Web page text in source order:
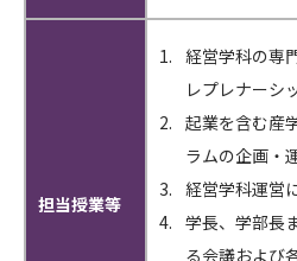
担当授業等
経営学科の専
レプレナーシ
起業を含む産
ラムの企画・
経営学科運営
学長、学部長
る会議および